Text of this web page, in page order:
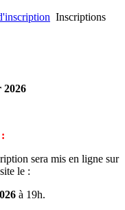
Inscriptions
2026
sera mis en ligne sur
le :
à 19h.